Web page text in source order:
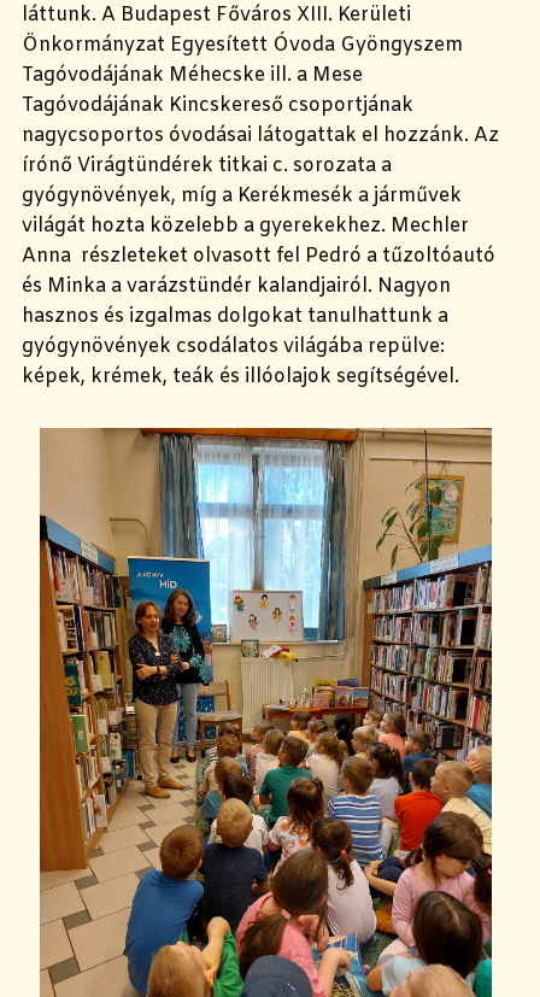
láttunk. A Budapest Főváros XIII. Kerületi
Önkormányzat Egyesített Óvoda Gyöngyszem
Tagóvodájának Méhecske ill. a Mese
Tagóvodájának Kincskereső csoportjának
nagycsoportos óvodásai látogattak el hozzánk. Az
írónő Virágtündérek titkai c. sorozata a
gyógynövények, míg a Kerékmesék a járművek
világát hozta közelebb a gyerekekhez. Mechler
Anna részleteket olvasott fel Pedró a tűzoltóautó
és Minka a varázstündér kalandjairól. Nagyon
hasznos és izgalmas dolgokat tanulhattunk a
gyógynövények csodálatos világába repülve:
képek, krémek, teák és illóolajok segítségével.